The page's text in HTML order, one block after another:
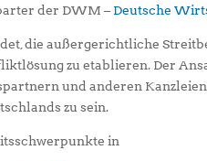
der DWM – Deutsche
die außergerichtliche
zu etablieren. Der
und anderen
zu sein.
in